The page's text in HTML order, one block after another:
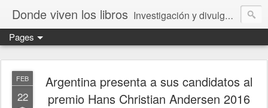
Donde viven los libros Investigación y divulgación de libros para niños y jóvenes. Librería especializada.
Pages
FEB
22
Argentina presenta a sus candidatos al
premio Hans Christian Andersen 2016